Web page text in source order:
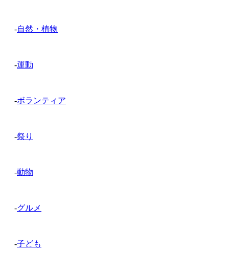
-自然・植物
-運動
-ボランティア
-祭り
-動物
-グルメ
-子ども